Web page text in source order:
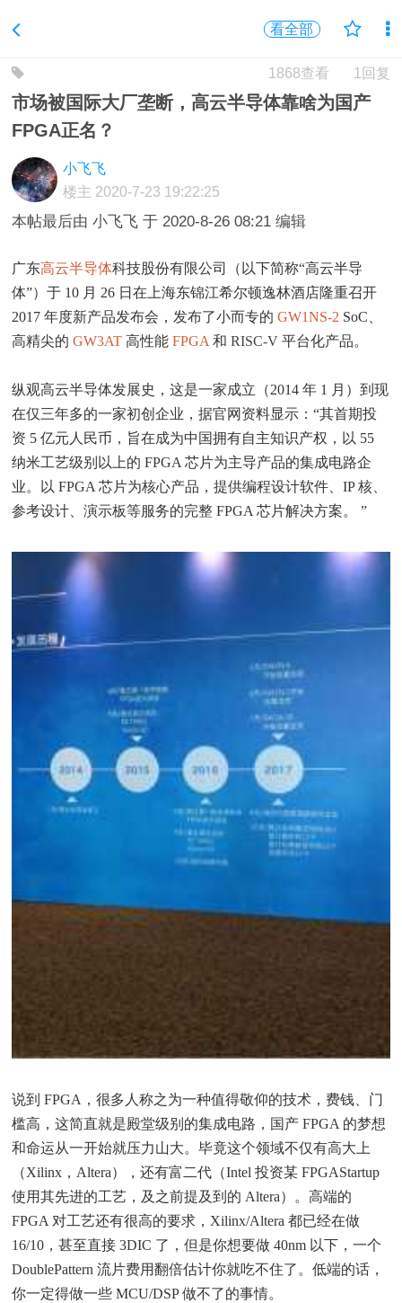
看全部
1回复
1868查看
市场被国际大厂垄断，高云半导体靠啥为国产
FPGA正名？
小飞飞
楼主 2020-7-23 19:22:25
本帖最后由 小飞飞 于 2020-8-26 08:21 编辑
广东高云半导体科技股份有限公司（以下简称“高云半导
体”）于 10 月 26 日在上海东锦江希尔顿逸林酒店隆重召开
2017 年度新产品发布会，发布了小而专的GW1NS-2 SoC、
高精尖的GW3AT 高性能FPGA 和RISC-V 平台化产品。
纵观高云半导体发展史，这是一家成立（2014 年 1 月）到现
在仅三年多的一家初创企业，据官网资料显示：“其首期投
资 5 亿元人民币，旨在成为中国拥有自主知识产权，以 55
纳米工艺级别以上的 FPGA 芯片为主导产品的集成电路企
业。以 FPGA 芯片为核心产品，提供编程设计软件、IP 核、
参考设计、演示板等服务的完整 FPGA 芯片解决方案。 ”
说到 FPGA，很多人称之为一种值得敬仰的技术，费钱、门
槛高，这简直就是殿堂级别的集成电路，国产 FPGA 的梦想
和命运从一开始就压力山大。毕竟这个领域不仅有高大上
（Xilinx，Altera），还有富二代（Intel 投资某 FPGAStartup
使用其先进的工艺，及之前提及到的 Altera）。高端的
FPGA 对工艺还有很高的要求，Xilinx/Altera 都已经在做
16/10，甚至直接 3DIC 了，但是你想要做 40nm 以下，一个
DoublePattern 流片费用翻倍估计你就吃不住了。低端的话，
你一定得做一些 MCU/DSP 做不了的事情。